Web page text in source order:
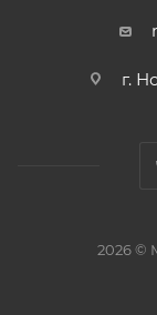
г.
2026 ©